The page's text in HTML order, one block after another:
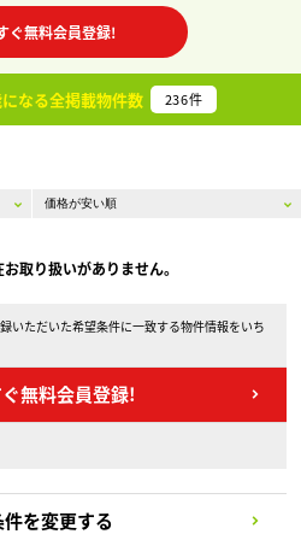
ぐ無料会員登録!
なる全掲載物件数 236件
取り扱いがありません。
いただいた希望条件に一致する物件情報をいち
無料会員登録!
を変更する